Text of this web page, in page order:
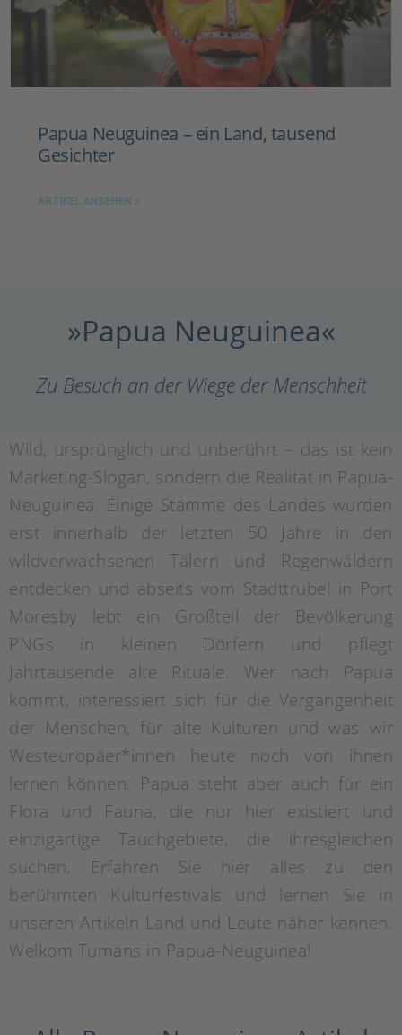
Papua Neuguinea – ein Land, tausend
Gesichter
ARTIKEL ANSEHEN »
»Papua Neuguinea«
Zu Besuch an der Wiege der Menschheit
Wild, ursprünglich und unberührt – das ist kein
Marketing-Slogan, sondern die Realität in Papua-
Neuguinea. Einige Stämme des Landes wurden
erst innerhalb der letzten 50 Jahre in den
wildverwachsenen Tälern und Regenwäldern
entdecken und abseits vom Stadttrubel in Port
Moresby lebt ein Großteil der Bevölkerung
PNGs in kleinen Dörfern und pflegt
Jahrtausende alte Rituale. Wer nach Papua
kommt, interessiert sich für die Vergangenheit
der Menschen, für alte Kulturen und was wir
Westeuropäer*innen heute noch von ihnen
lernen können. Papua steht aber auch für ein
Flora und Fauna, die nur hier existiert und
einzigartige Tauchgebiete, die ihresgleichen
suchen. Erfahren Sie hier alles zu den
berühmten Kulturfestivals und lernen Sie in
unseren Artikeln Land und Leute näher kennen.
Welkom Tumans in Papua-Neuguinea!